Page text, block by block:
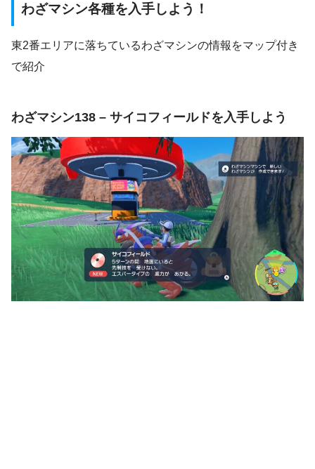
わざマシン各種を入手しよう！
東2番エリアに落ちているわざマシンの情報をマップ付き
で紹介
わざマシン138 – サイコフィールドを入手しよう